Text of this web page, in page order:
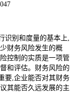
识别和度量的基本上,
财务风险发生的概
控制的实质是一项管
和评估。财务风险的
要,企业能否对其财务
其能否久远发展的主